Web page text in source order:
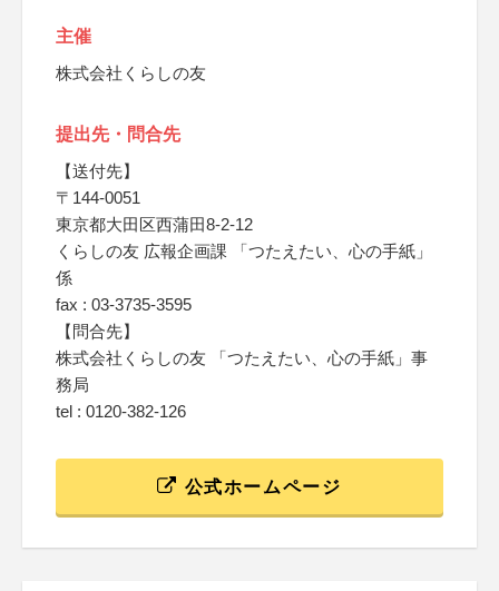
主催
株式会社くらしの友
提出先・問合先
【送付先】
〒144-0051
東京都大田区西蒲田8-2-12
くらしの友 広報企画課 「つたえたい、心の手紙」
係
fax : 03-3735-3595
【問合先】
株式会社くらしの友 「つたえたい、心の手紙」事
務局
tel : 0120-382-126
公式ホームページ